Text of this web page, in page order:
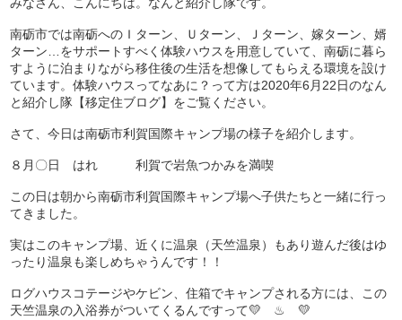
南砺市では南砺へのＩターン、Ｕターン、Ｊターン、嫁ターン、婿
ターン…をサポートすべく体験ハウスを用意していて、南砺に暮ら
すように泊まりながら移住後の生活を想像してもらえる環境を設け
ています。体験ハウスってなあに？って方は2020年6月22日のなん
と紹介し隊【移定住ブログ】をご覧ください。
さて、今日は南砺市利賀国際キャンプ場の様子を紹介します。
８月〇日 はれ 利賀で岩魚つかみを満喫
この日は朝から南砺市利賀国際キャンプ場へ子供たちと一緒に行っ
てきました。
実はこのキャンプ場、近くに温泉（天竺温泉）もあり遊んだ後はゆ
ったり温泉も楽しめちゃうんです！！
ログハウスコテージやケビン、住箱でキャンプされる方には、この
天竺温泉の入浴券がついてくるんですって💛 ♨ 💛